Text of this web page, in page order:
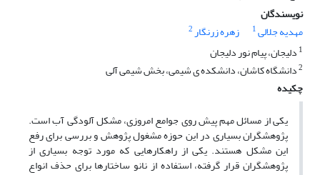
نویسندگان
مهدیه جلالی1 زهره زرنگار2
1 دلیجان، پیام نور دلیجان
2دانشگاه کاشان، دانشکده ی شیمی، بخش شیمی آلی
چکیده
یکی از مسائل مهم پیش روی جوامع امروزی، مشکل آلودگی آب است.
پژوهشگران بسیاری در این حوزه مشغول پژوهش و بررسی برای رفع
این مشکل هستند. یکی از راهکارهایی که مورد توجه بسیاری از
پژوهشگران قرار گرفته، استفاده از نانو ساختارها برای حذف انواع